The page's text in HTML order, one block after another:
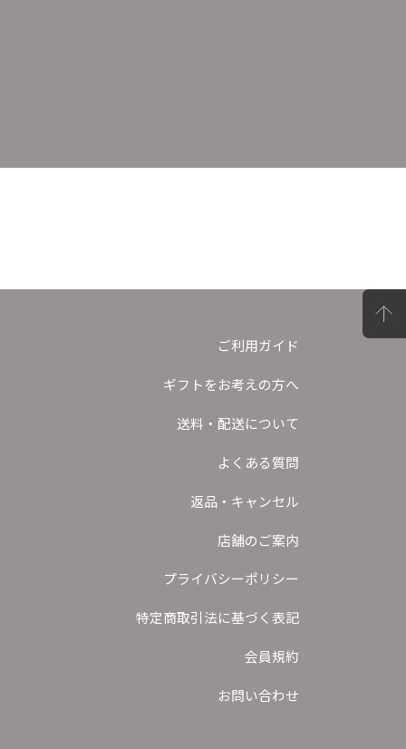
ご利用ガイド
ギフトをお考えの方へ
送料・配送について
よくある質問
返品・キャンセル
店舗のご案内
プライバシーポリシー
特定商取引法に基づく表記
会員規約
お問い合わせ